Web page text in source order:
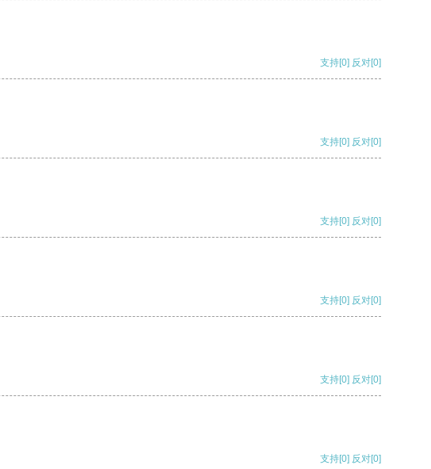
支持[0] 反对[0]
支持[0] 反对[0]
支持[0] 反对[0]
支持[0] 反对[0]
支持[0] 反对[0]
支持[0] 反对[0]